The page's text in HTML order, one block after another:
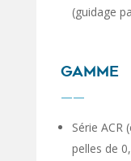
(guidage
GAMME
——
Série ACR
pelles de